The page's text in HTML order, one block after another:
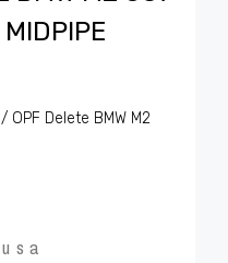
Delete BMW M2